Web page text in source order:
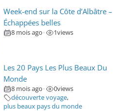
Week-end sur la Côte d’Albâtre –
Échappées belles
8 mois ago • 1views
Les 20 Pays Les Plus Beaux Du
Monde
8 mois ago • 0views
découverte voyage,
plus beaux pays du monde